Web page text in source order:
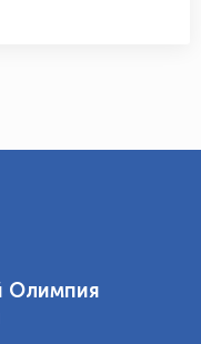
Олимпия